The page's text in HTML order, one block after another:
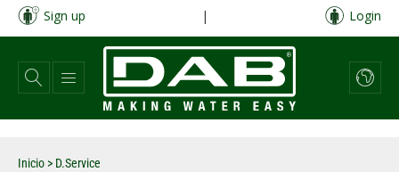
Pasar
contenido
principal
Sign up | Login
Inicio > D.Service